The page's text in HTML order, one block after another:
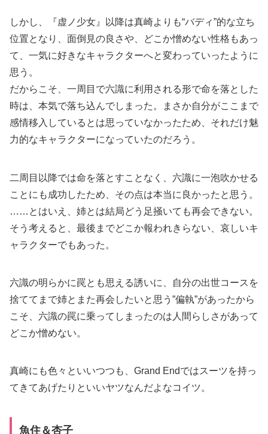
しかし、『虚ノ少女』以降は真崎よりも“バディ”的な立ち
位置となり、面倒見の良さや、どこか憎めない性格もあっ
て、一気に好きなキャラクターへと変わっていったように
思う。
だからこそ、一周目で六識に利用される形で命を落とした
時は、本気で落ち込んでしまった。まさか自分がここまで
感情移入しているとは思っていなかったため、それだけ魅
力的なキャラクターになっていたのだろう。
二周目以降では命を落とすことなく、六識に一泡吹かせる
ことにも成功したため、その点は本当に良かったと思う。
……とはいえ、姉とは結局どう足掻いても再会できない。
そう考えると、最後までどこか報われきらない、哀しいキ
ャラクターでもあった。
六識の明らかに罠とも思える誘いに、自分の出世コースを
捨ててまで姉とまた再会したいと思う”偏執”があったから
こそ、六識の罠に乗ってしまったのは人間らしさがあって
どこか憎めない。
真崎にも色々といいつつも、Grand Endではスーツを持っ
てきてあげたりといいヤツなんだよなコイツ。
魚住＆杏子